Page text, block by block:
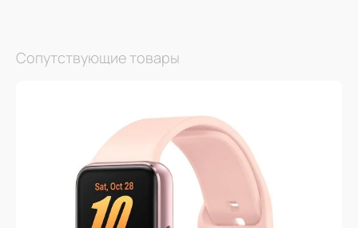
Сопутствующие товары